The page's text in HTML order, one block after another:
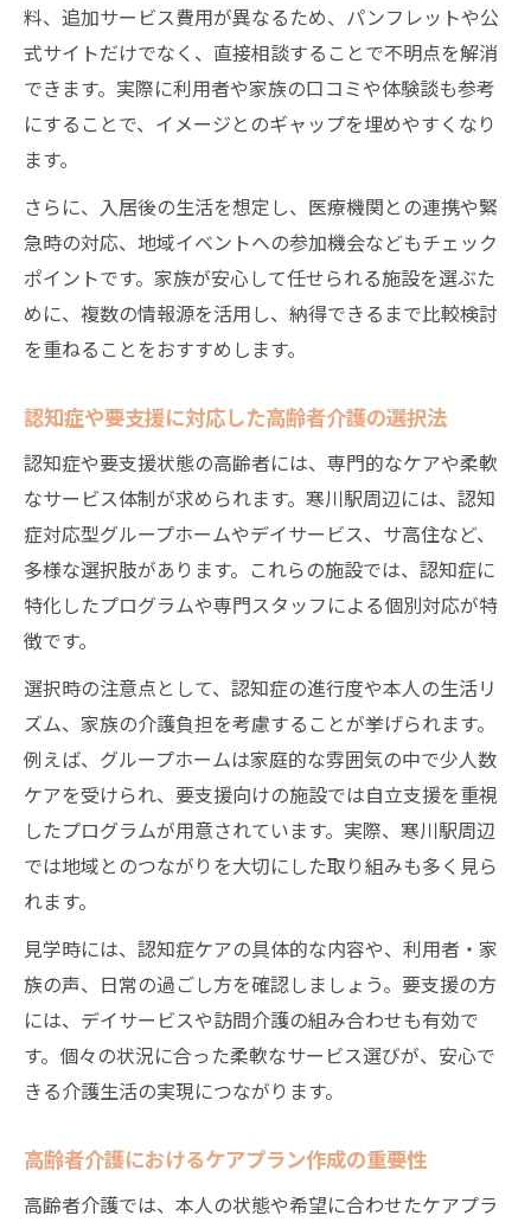
料、追加サービス費用が異なるため、パンフレットや公
式サイトだけでなく、直接相談することで不明点を解消
できます。実際に利用者や家族の口コミや体験談も参考
にすることで、イメージとのギャップを埋めやすくなり
ます。
さらに、入居後の生活を想定し、医療機関との連携や緊
急時の対応、地域イベントへの参加機会などもチェック
ポイントです。家族が安心して任せられる施設を選ぶた
めに、複数の情報源を活用し、納得できるまで比較検討
を重ねることをおすすめします。
認知症や要支援に対応した高齢者介護の選択法
認知症や要支援状態の高齢者には、専門的なケアや柔軟
なサービス体制が求められます。寒川駅周辺には、認知
症対応型グループホームやデイサービス、サ高住など、
多様な選択肢があります。これらの施設では、認知症に
特化したプログラムや専門スタッフによる個別対応が特
徴です。
選択時の注意点として、認知症の進行度や本人の生活リ
ズム、家族の介護負担を考慮することが挙げられます。
例えば、グループホームは家庭的な雰囲気の中で少人数
ケアを受けられ、要支援向けの施設では自立支援を重視
したプログラムが用意されています。実際、寒川駅周辺
では地域とのつながりを大切にした取り組みも多く見ら
れます。
見学時には、認知症ケアの具体的な内容や、利用者・家
族の声、日常の過ごし方を確認しましょう。要支援の方
には、デイサービスや訪問介護の組み合わせも有効で
す。個々の状況に合った柔軟なサービス選びが、安心で
きる介護生活の実現につながります。
高齢者介護におけるケアプラン作成の重要性
高齢者介護では、本人の状態や希望に合わせたケアプラ